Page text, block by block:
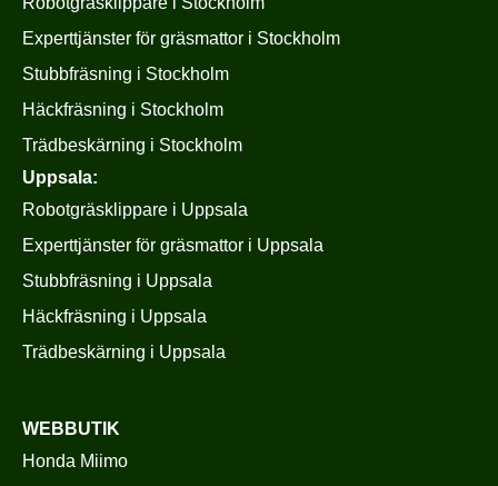
Experttjänster för gräsmattor i Stockholm
Stubbfräsning i Stockholm
Häckfräsning i Stockholm
Trädbeskärning i Stockholm
Uppsala:
Robotgräsklippare i Uppsala
Experttjänster för gräsmattor i Uppsala
Stubbfräsning i Uppsala
Häckfräsning i Uppsala
Trädbeskärning i Uppsala
WEBBUTIK
Honda Miimo